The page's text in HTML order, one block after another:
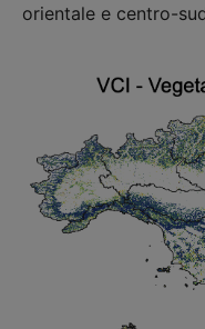
orientale e centro-